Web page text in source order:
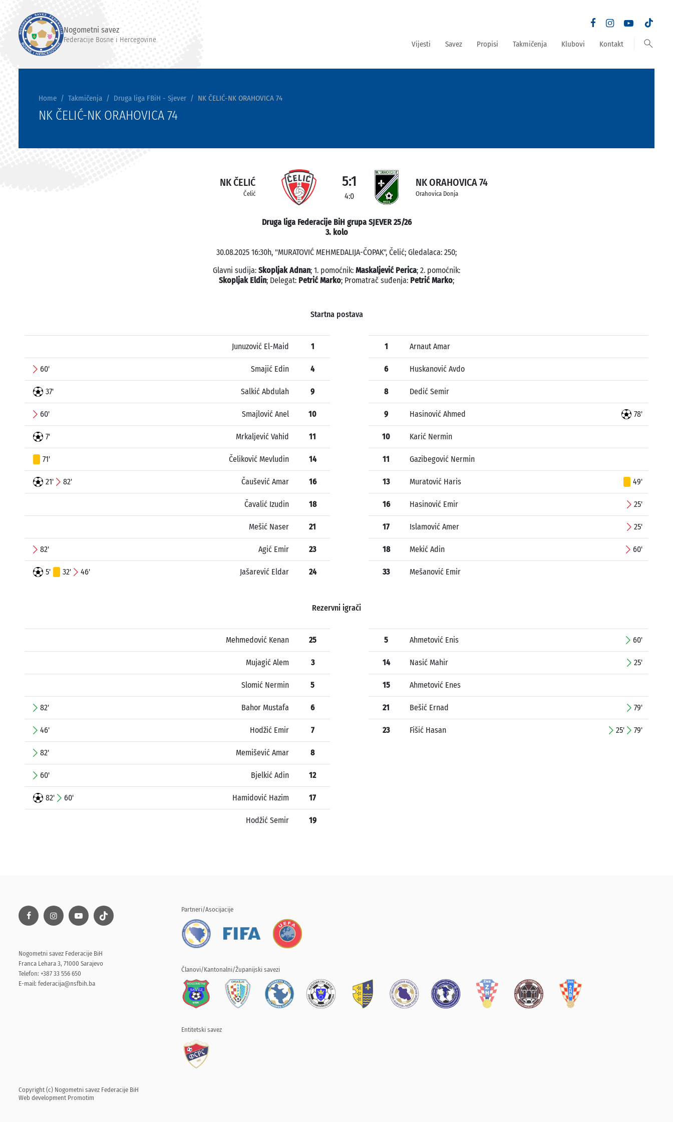
Nogometni savez
Federacije Bosne i Hercegovine Vijesti Savez Propisi Takmičenja Klubovi Kontakt search
Home Takmičenja Druga liga FBiH - Sjever NK ČELIĆ-NK ORAHOVICA 74
NK ČELIĆ-NK ORAHOVICA 74
NK ČELIĆ
Čelić
5:1
4:0
NK ORAHOVICA 74
Orahovica Donja
Druga liga Federacije BiH grupa SJEVER 25/26
3. kolo
30.08.2025 16:30h, "MURATOVIĆ MEHMEDALIJA-ČOPAK", Čelić; Gledalaca: 250;
Glavni sudija: Skopljak Adnan; 1. pomoćnik: Maskaljević Perica; 2. pomoćnik:
Skopljak Eldin; Delegat: Petrić Marko; Promatrač suđenja: Petrić Marko;
Startna postava
Junuzović El-Maid 1
60' Smajić Edin 4
37' Salkić Abdulah 9
60' Smajlović Anel 10
7' Mrkaljević Vahid 11
71' Čeliković Mevludin 14
21' 82' Čaušević Amar 16
Čavalić Izudin 18
Mešić Naser 21
82' Agić Emir 23
5' 32' 46' Jašarević Eldar 24
1 Arnaut Amar
6 Huskanović Avdo
8 Dedić Semir
9 Hasinović Ahmed 78'
10 Karić Nermin
11 Gazibegović Nermin
13 Muratović Haris 49'
16 Hasinović Emir 25'
17 Islamović Amer 25'
18 Mekić Adin 60'
33 Mešanović Emir
Rezervni igrači
Mehmedović Kenan 25
Mujagić Alem 3
Slomić Nermin 5
82' Bahor Mustafa 6
46' Hodžić Emir 7
82' Memišević Amar 8
60' Bjelkić Adin 12
82' 60' Hamidović Hazim 17
Hodžić Semir 19
5 Ahmetović Enis 60'
14 Nasić Mahir 25'
15 Ahmetović Enes
21 Bešić Ernad 79'
23 Fišić Hasan 25' 79'
Nogometni savez Federacije BiH
Franca Lehara 3, 71000 Sarajevo
Telefon: +387 33 556 650
E-mail: federacija@nsfbih.ba
Partneri/Asocijacije
Članovi/Kantonalni/Županijski savezi
Entitetski savez
Copyright (c) Nogometni savez Federacije BiH
Web development Promotim